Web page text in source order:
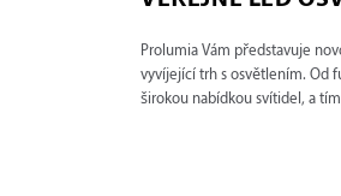
Prolumia Vám představuje
vyvíjející trh s osvětlením. Od
širokou nabídkou svítidel, a